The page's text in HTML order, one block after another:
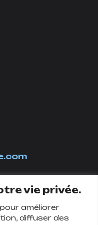
vie privée.
améliorer
diffuser des